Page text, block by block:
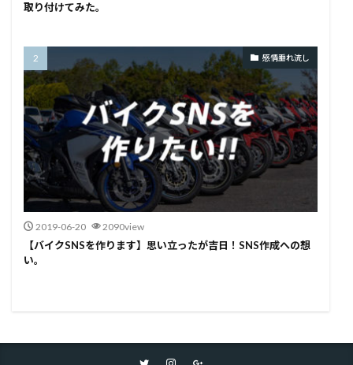
取り付けてみた。
感情垂れ流し
2019-06-20 2090view
【バイクSNSを作ります】思い立ったが吉日！SNS作成への想
い。